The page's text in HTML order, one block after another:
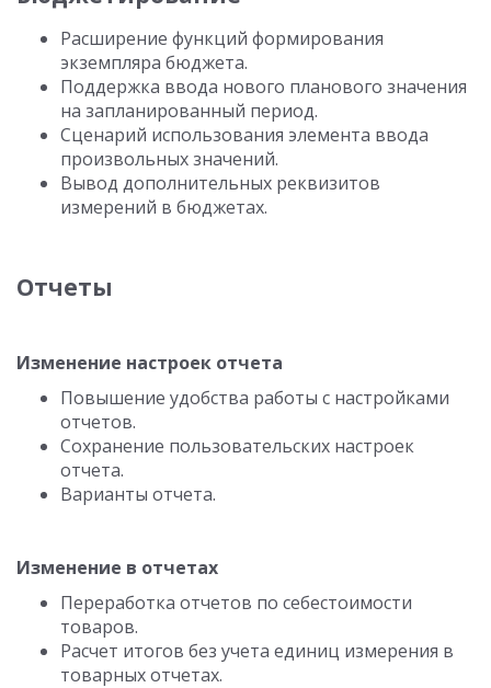
Расширение функций формирования
экземпляра бюджета.
Поддержка ввода нового планового значения
на запланированный период.
Сценарий использования элемента ввода
произвольных значений.
Вывод дополнительных реквизитов
измерений в бюджетах.
Отчеты
Изменение настроек отчета
Повышение удобства работы с настройками
отчетов.
Сохранение пользовательских настроек
отчета.
Варианты отчета.
Изменение в отчетах
Переработка отчетов по себестоимости
товаров.
Расчет итогов без учета единиц измерения в
товарных отчетах.